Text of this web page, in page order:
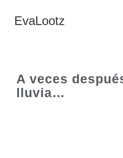
EvaLootz
A veces
lluvia…